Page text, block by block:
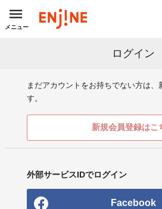
メニュー
ログイン
まだアカウントをお持ちでない方は、
す。
新規会員登録はこ
外部サービスIDでログイン
Facebook